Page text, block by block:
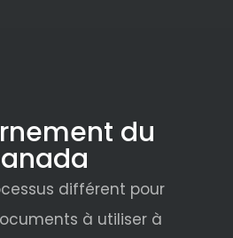
du
différent pour
à utiliser à